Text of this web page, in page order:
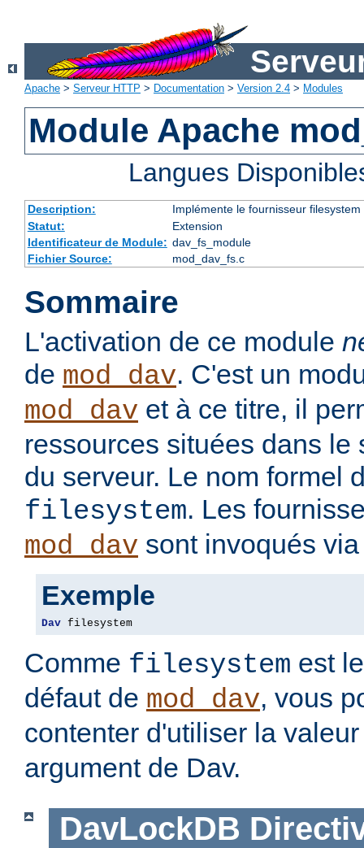
Apache > Serveur HTTP > Documentation > Version 2.4 > Modules
Module Apache
Langues
Description:
Implémente le fournisseur
Statut:
Extension
Identificateur de Module: dav_fs_module
Fichier Source:
mod_dav_fs.c
Sommaire
L'activation de ce module
de mod_dav. C'est un
mod_dav et à ce titre, il
ressources situées dans le
du serveur. Le nom formel
filesystem. Les
mod_dav sont invoqués
Exemple
Dav filesystem
Comme filesystem est
défaut de mod_dav, vous
contenter d'utiliser la
argument de Dav.
DavLockDB